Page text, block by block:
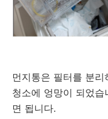
먼지통은 필터를 분
청소에 엉망이 되었
면 됩니다.